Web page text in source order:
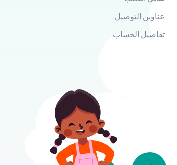
عناوين التوصيل
تفاصيل الحساب